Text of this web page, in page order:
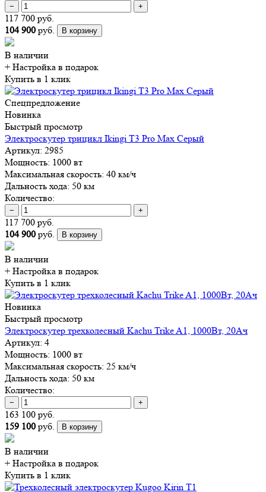
− +
117 700 руб.
104 900 руб. В корзину
В наличии
+ Настройка в подарок
Купить в 1 клик
Спецпредложение
Новинка
Быстрый просмотр
Электроскутер трицикл Ikingi T3 Pro Max Серый
Артикул: 2985
Мощность: 1000 вт
Максимальная скорость: 40 км/ч
Дальность хода: 50 км
Количество:
− +
117 700 руб.
104 900 руб. В корзину
В наличии
+ Настройка в подарок
Купить в 1 клик
Новинка
Быстрый просмотр
Электроскутер трехколесный Kachu Trike A1, 1000Вт, 20Ач
Артикул: 4
Мощность: 1000 вт
Максимальная скорость: 25 км/ч
Дальность хода: 50 км
Количество:
− +
163 100 руб.
159 100 руб. В корзину
В наличии
+ Настройка в подарок
Купить в 1 клик